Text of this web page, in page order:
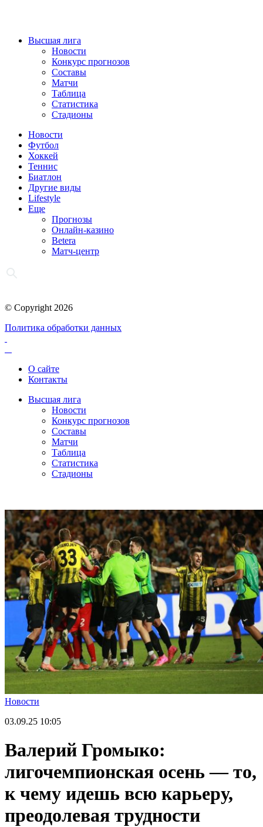
Высшая лига
Новости
Конкурс прогнозов
Составы
Матчи
Таблица
Статистика
Стадионы
Новости
Футбол
Хоккей
Теннис
Биатлон
Другие виды
Lifestyle
Еще
Прогнозы
Онлайн-казино
Betera
Матч-центр
© Copyright 2026
Политика обработки данных
О сайте
Контакты
Высшая лига
Новости
Конкурс прогнозов
Составы
Матчи
Таблица
Статистика
Стадионы
Новости
03.09.25 10:05
Валерий Громыко:
лигочемпионская осень — то,
к чему идешь всю карьеру,
преодолевая трудности